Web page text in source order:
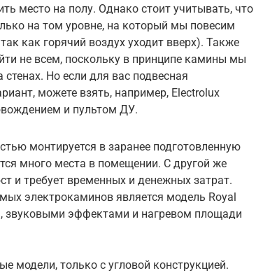
место на полу. Однако стоит учитывать, что
на том уровне, на который мы повесим
как горячий воздух уходит вверх). Также
не всем, поскольку в принципе камины мы
Но если для вас подвесная
можете взять, например, Electrolux
и пультом ДУ.
монтируется в заранее подготовленную
много места в помещении. С другой же
и требует временных и денежных затрат.
электрокаминов является модель Royal
звуковыми эффектами и нагревом площади
модели, только с угловой конструкцией.